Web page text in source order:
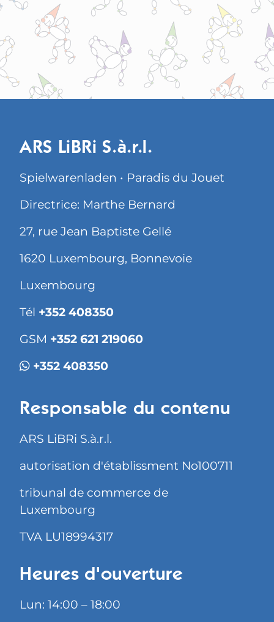
ARS LiBRi S.à.r.l.
Spielwarenladen • Paradis du Jouet
Directrice: Marthe Bernard
27, rue Jean Baptiste Gellé
1620 Luxembourg, Bonnevoie
Luxembourg
Tél +352 408350
GSM +352 621 219060
+352 408350
Responsable du contenu
ARS LiBRi S.à.r.l.
autorisation d'établissment No100711
tribunal de commerce de
Luxembourg
TVA LU18994317
Heures d'ouverture
Lun: 14:00 – 18:00